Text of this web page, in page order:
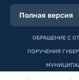
Полная версия
ОБРАЩЕНИЕ С
ПОРУЧЕНИЯ